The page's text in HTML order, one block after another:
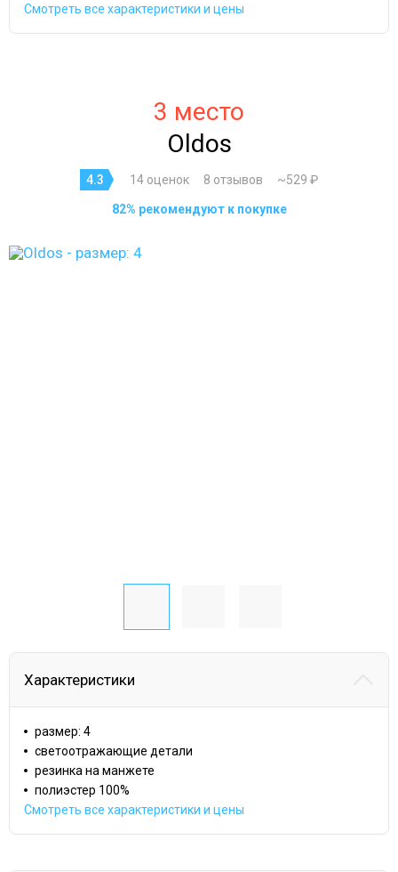
Смотреть все характеристики и цены
3 место
Oldos
4.3 14 оценок 8 отзывов ~529 ₽
82% рекомендуют к покупке
Характеристики
размер: 4
светоотражающие детали
резинка на манжете
полиэстер 100%
Смотреть все характеристики и цены